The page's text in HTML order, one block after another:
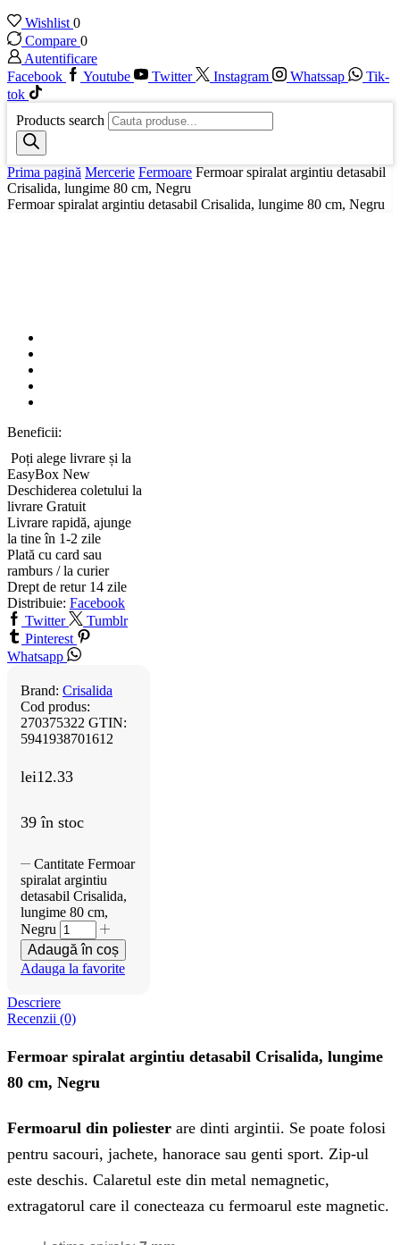
Wishlist 0
Compare 0
Autentificare
Facebook
Youtube Twitter Instagram Whatssap
Tik-
tok
Products search
Prima pagină Mercerie Fermoare Fermoar spiralat argintiu detasabil
Crisalida, lungime 80 cm, Negru
Fermoar spiralat argintiu detasabil Crisalida, lungime 80 cm, Negru
Beneficii:
Poți alege livrare și la
EasyBox New
Deschiderea coletului la
livrare Gratuit
Livrare rapidă, ajunge
la tine în 1-2 zile
Plată cu card sau
ramburs / la curier
Drept de retur 14 zile
Distribuie: Facebook
Twitter
Tumblr
Pinterest
Whatsapp
Brand: Crisalida
Cod produs:
270375322 GTIN:
5941938701612
lei12.33
39 în stoc
Cantitate Fermoar
spiralat argintiu
detasabil Crisalida,
lungime 80 cm,
Negru
Adaugă în coș
Adauga la favorite
Descriere
Recenzii (0)
Fermoar spiralat argintiu detasabil Crisalida, lungime
80 cm, Negru
Fermoarul din poliester are dinti argintii. Se poate folosi
pentru sacouri, jachete, hanorace sau genti sport. Zip-ul
este deschis. Calaretul este din metal nemagnetic,
extragatorul care il conecteaza cu fermoarul este magnetic.